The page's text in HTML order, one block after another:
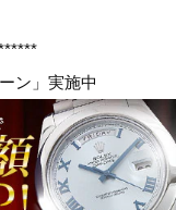
ン」 実施中